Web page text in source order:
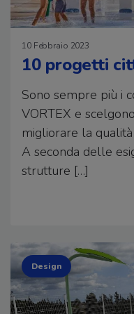
10 Febbraio 2023
10 progetti
Sono sempre più i
VORTEX e
migliorare la
A seconda delle
strutture […]
Design